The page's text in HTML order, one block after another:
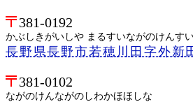
381-0192
かぶしきがいしや まるすいながのけんす
長野県長野市若穂川田字外新
381-0102
ながのけんながのしわかほほしな